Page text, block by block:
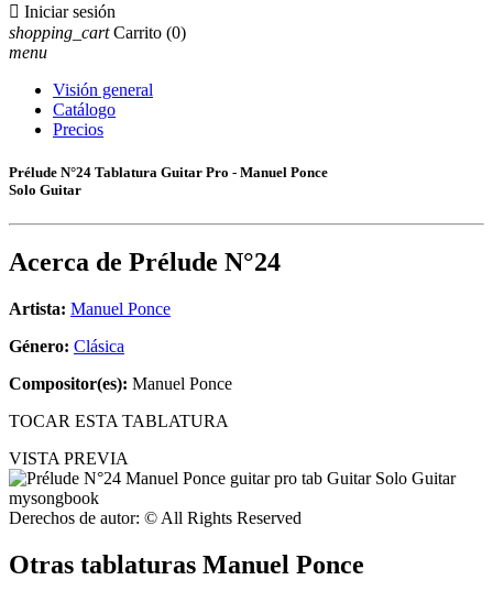
 Iniciar sesión
shopping_cart Carrito (0)
menu
Visión general
Catálogo
Precios
Prélude N°24 Tablatura Guitar Pro - Manuel Ponce
Solo Guitar
Acerca de Prélude N°24
Artista: Manuel Ponce
Género: Clásica
Compositor(es): Manuel Ponce
TOCAR ESTA TABLATURA
VISTA PREVIA
Derechos de autor: © All Rights Reserved
Otras tablaturas Manuel Ponce